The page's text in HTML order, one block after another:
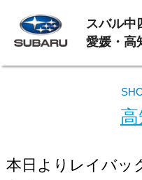
スバル中
愛媛・高
本日よりレイバッ